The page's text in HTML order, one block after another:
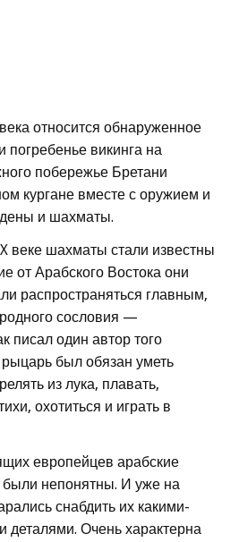
относится обнаруженное
погребенье викинга на
побережье Бретани
кургане вместе с оружием и
и шахматы.
веке шахматы стали известны
от Арабского Востока они
распространяться главным,
сословия —
писал один автор того
был обязан уметь
из лука, плавать,
охотиться и играть в
европейцев арабские
непонятны. И уже на
снабдить их какими-
Очень характерна